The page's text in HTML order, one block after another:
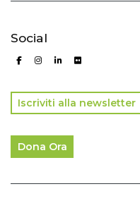
Social
Iscriviti alla newsletter
Dona Ora